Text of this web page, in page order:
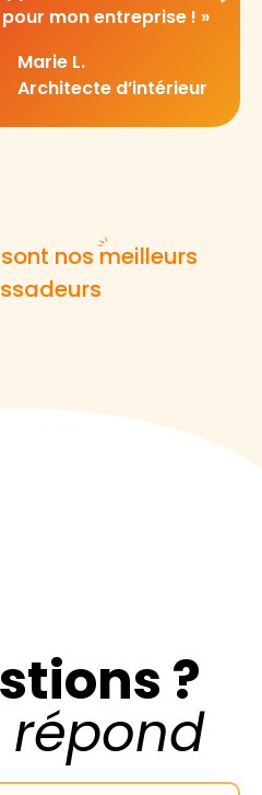
mon entreprise ! »
Marie L.
Architecte d’intérieur
nos meilleurs
?
répond